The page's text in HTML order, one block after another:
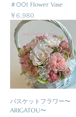
＃001 Flower Vase
価格
￥6,980
バスケットフラワー〜
ARIGATOU〜